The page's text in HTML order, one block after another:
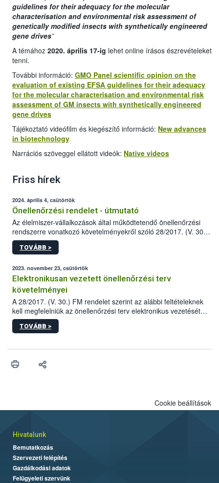
guidelines for their adequacy for the molecular
characterisation and environmental risk assessment of
genetically modified insects with synthetically engineered
gene drives”
A témához 2020. április 17-ig lehet online írásos észrevételeket
tenni.
További információ: GMO Panel scientific opinion on the
evaluation of existing EFSA guidelines for their adequacy
for the molecular characterisation and environmental risk
assessment of GM insects with synthetically engineered
gene drives
Tájékoztató videófilm és kiegészítő információ: New advances
in biotechnology
Narrációs szöveggel ellátott videók: Native videos
Friss hírek
2024. április 4, csütörtök
Önellenőrzési rendelet - útmutató
Az élelmiszer-vállalkozások által működtetendő önellenőrzési
rendszerre vonatkozó követelményekről szóló 28/2017. (V. 30.)
FM rendelet (a továbbiakban: rendelet) 2023 novemberi
módosítása komoly változást jelent a közép- és
TOVÁBB >
2023. november 23, csütörtök
Elektronikusan vezetett önellenőrzési terv
követelményei
A 28/2017. (V. 30.) FM rendelet szerint az alábbi feltételeknek
kell megfelelniük az önellenőrzési terv elektronikus vezetését
biztosító informatikai rendszereknek.
TOVÁBB >
Cookie beállítások
Hivatalunk
Bemutatkozás
Szervezeti felépítés
Gazdálkodási adatok
Felügyeleti szervünk